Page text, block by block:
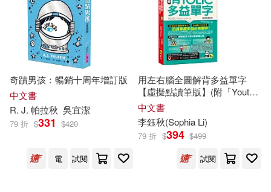
文秋芳（主編）(18)
（蘇）比安基(18)
BOUTIQUE-SHA(16)
井田千秋(16) 秋桜ヒロロ(16)
賈志剛(16) 賴秋琴(16)
生命潛能(55) 臺灣商務(54)
中國文史出版社(52)
人民出版社(50)
三采(47)
奇蹟男孩：暢銷十周年增訂版
中文書
R. J. 帕拉秋 吳宜潔
79 折 $331 $420
電 試閱
用左右腦全圖解背多益單字
【虛擬點讀筆版】(附「Youtor
App」內含VRP虛擬點讀筆+防
水書套)
中文書
李鈺秋(Sophia Li)
79 折 $394 $499
試閱